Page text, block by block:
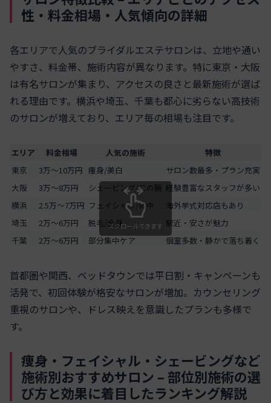
性・料金相場・人気傾向の詳細
各エリアで人気のブライダルエステサロンは、立地や通い
やすさ、料金帯、施術内容が異なります。特に東京・大阪
は有名サロンが集まり、アクセスの良さと最新施術が選ば
れる理由です。横浜や埼玉、千葉も都心に劣らない高技術
のサロンが増えており、エリア毎の相場も注目です。
エリア 料金相場 人気の施術
特徴
東京
3万～10万円 痩身/美白
サロン数最多・プラン充実
大阪
3万～8万円 シェービング/二の腕 経験豊富なスタッフが多い
横浜
2.5万～7万円 フェイシャル/背中
海外挙式対応店もあり
埼玉
2万～6万円 脱毛/全身
駅近・安さが魅力
千葉
2万～6万円 部分集中ケア 個室多数・静かで落ち着く
スクロールできます
首都圏や関西、ベッドタウンでは平日割・キャンペーンも
活発で、初回体験が格安なサロンが増加。カウンセリング
重視のサロンや、ドレス映えを意識したプランも多様で
す。
痩身・フェイシャル・シェービングなど
施術別おすすめサロン – 部位別施術の選
び方と効果に着目したランキング解説